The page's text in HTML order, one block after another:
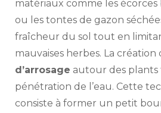
matériaux comme les écorces
ou les tontes de gazon
fraîcheur du sol tout en
mauvaises herbes. La création
d’arrosage autour des plants
pénétration de l’eau. Cette
consiste à former un petit